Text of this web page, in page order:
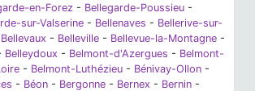
en-Forez - Bellegarde-Poussieu -
sur-Valserine - Bellenaves - Bellerive-sur-
Bellevaux - Belleville - Bellevue-la-Montagne -
Belleydoux - Belmont-d'Azergues - Belmont-
- Belmont-Luthézieu - Bénivay-Ollon -
- Béon - Bergonne - Bernex - Bernin -